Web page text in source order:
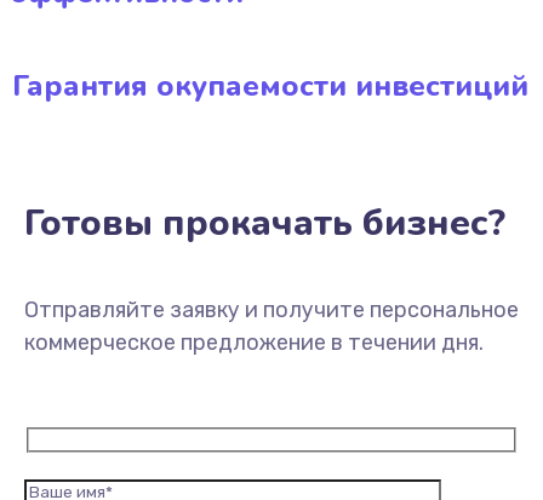
Гарантия окупаемости инвестиций
Готовы прокачать бизнес?
Отправляйте заявку и получите персональное
коммерческое предложение в течении дня.